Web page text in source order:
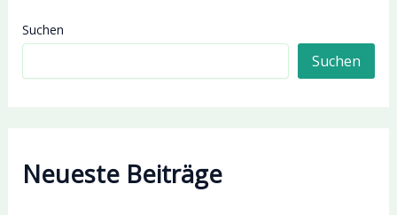
Suchen
Suchen
Neueste Beiträge